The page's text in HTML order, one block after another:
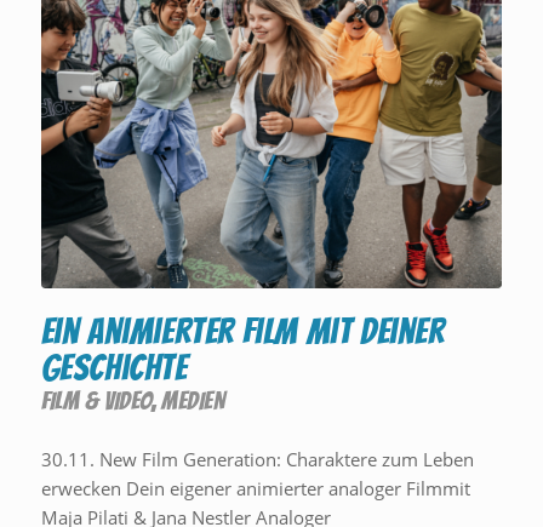
Ein animierter Film mit deiner
Geschichte
FILM & VIDEO,MEDIEN
30.11. New Film Generation: Charaktere zum Leben
erwecken Dein eigener animierter analoger Filmmit
Maja Pilati & Jana Nestler Analoger